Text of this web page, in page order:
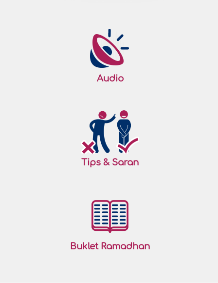
Audio
Tips & Saran
Buklet Ramadhan